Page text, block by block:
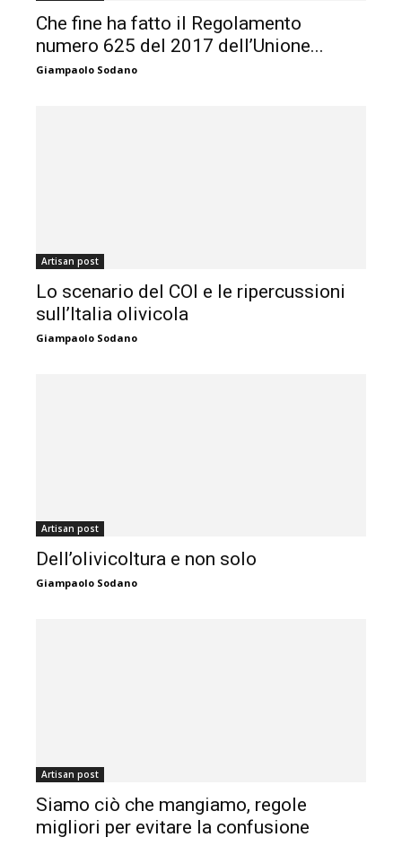
Che fine ha fatto il Regolamento
numero 625 del 2017 dell’Unione...
Giampaolo Sodano
Artisan post
Lo scenario del COI e le ripercussioni
sull’Italia olivicola
Giampaolo Sodano
Artisan post
Dell’olivicoltura e non solo
Giampaolo Sodano
Artisan post
Siamo ciò che mangiamo, regole
migliori per evitare la confusione